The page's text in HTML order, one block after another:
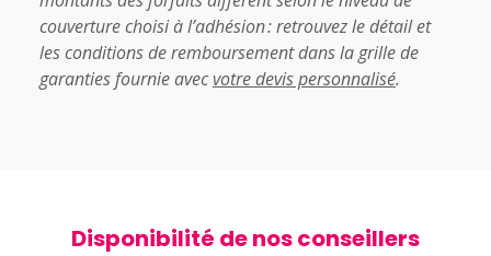
couverture choisi à l’adhésion : retrouvez le détail et
les conditions de remboursement dans la grille de
garanties fournie avecvotre devis personnalisé.
Disponibilité de nos conseillers